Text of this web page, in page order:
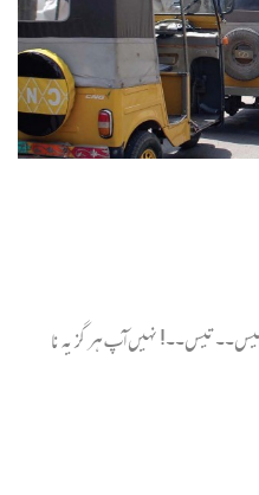
تیس۔۔! نہیں آپ ہر گز یہ نا